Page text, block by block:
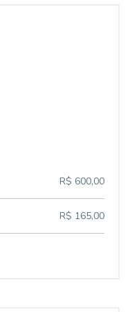
R$ 600,00
R$ 165,00